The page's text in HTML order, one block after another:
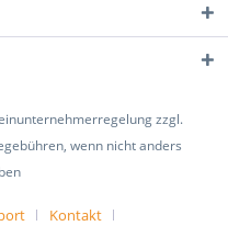
zzgl.
wenn nicht anders
Kontakt